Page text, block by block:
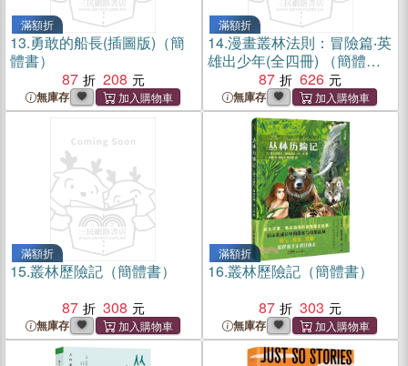
滿額折
13.勇敢的船長(插圖版)（簡
體書）
87
208
無庫存
滿額折
14.漫畫叢林法則：冒險篇‧英
雄出少年(全四冊) （簡體
87 626
無庫存
滿額折
15.叢林歷險記（簡體書）
87
308
無庫存
滿額折
16.叢林歷險記（簡體書）
87
303
無庫存